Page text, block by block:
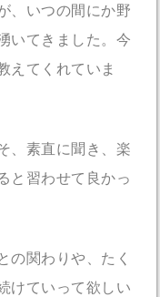
、いつの間にか野
いてきました。今
えてくれていま
、素直に聞き、楽
と習わせて良かっ
の関わりや、たく
けていって欲しい